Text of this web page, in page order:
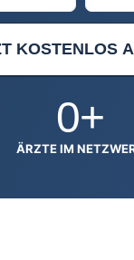
KOSTENLOS
ÄRZTE IM
0+